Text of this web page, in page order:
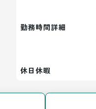
勤務時間詳細
休日休暇